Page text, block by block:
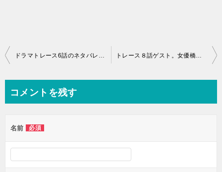
投
ビ
ー
シ
ョ
コメントを残す
名前 必須